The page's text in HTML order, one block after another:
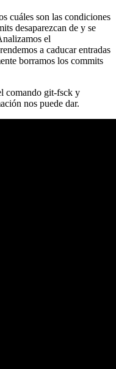
cuáles son las condiciones
desaparezcan de y se
el
a caducar entradas
borramos los commits
comando git-fsck y
nos puede dar.